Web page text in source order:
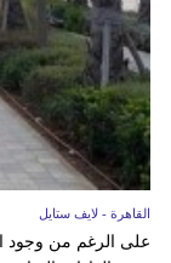
القاهرة - لايف ستايل
على الرغم من وجود